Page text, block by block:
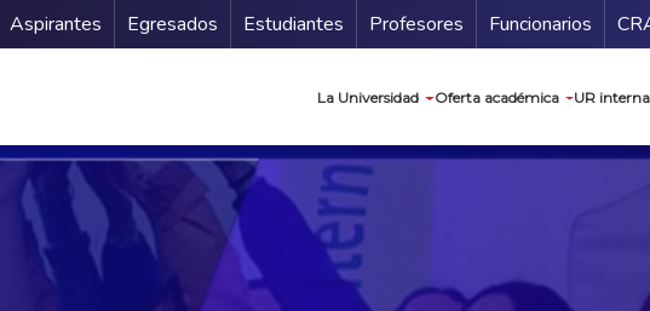
Menu Secundario
Aspirantes Egresados Estudiantes Profesores Funcionarios
La Universidad Oferta académica UR